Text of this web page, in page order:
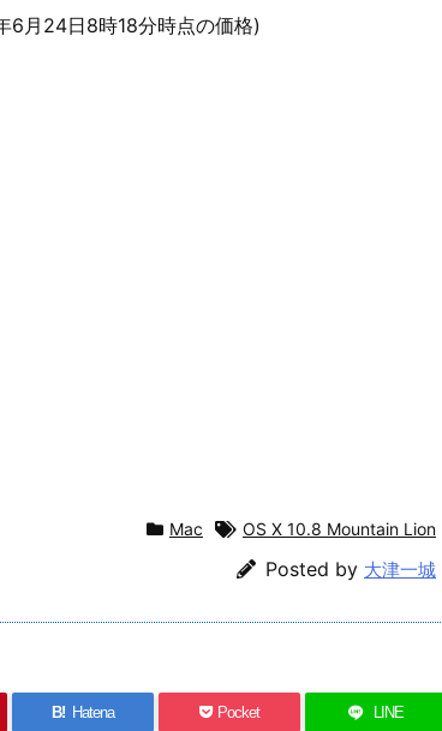
6月24日8時18分時点の価格)
Mac OS X 10.8 Mountain Lion
Posted by 大津一城
B! Hatena Pocket LINE